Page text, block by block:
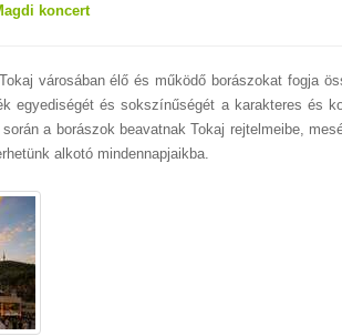
koncert
városában élő és működő borászokat fogja
egyediségét és sokszínűségét a karakteres és
a borászok beavatnak Tokaj rejtelmeibe,
alkotó mindennapjaikba.